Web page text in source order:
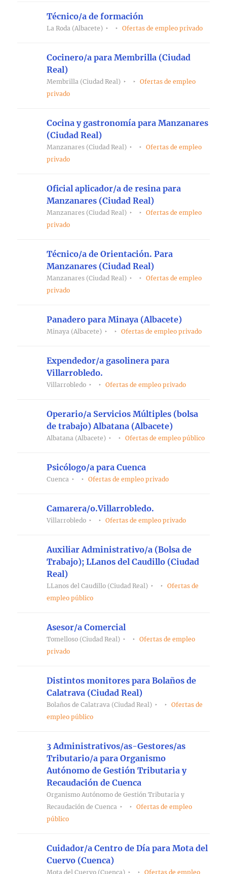
Técnico/a de formación
La Roda (Albacete) Ofertas de empleo privado
Cocinero/a para Membrilla (Ciudad
Real)
Membrilla (Ciudad Real)
Ofertas de empleo
privado
Cocina y gastronomía para Manzanares
(Ciudad Real)
Manzanares (Ciudad Real)
Ofertas de empleo
privado
Oficial aplicador/a de resina para
Manzanares (Ciudad Real)
Manzanares (Ciudad Real)
Ofertas de empleo
privado
Técnico/a de Orientación. Para
Manzanares (Ciudad Real)
Manzanares (Ciudad Real)
Ofertas de empleo
privado
Panadero para Minaya (Albacete)
Minaya (Albacete) Ofertas de empleo privado
Expendedor/a gasolinera para
Villarrobledo.
Villarrobledo Ofertas de empleo privado
Operario/a Servicios Múltiples (bolsa
de trabajo) Albatana (Albacete)
Albatana (Albacete) Ofertas de empleo público
Psicólogo/a para Cuenca
Cuenca Ofertas de empleo privado
Camarera/o.Villarrobledo.
Villarrobledo Ofertas de empleo privado
Auxiliar Administrativo/a (Bolsa de
Trabajo); LLanos del Caudillo (Ciudad
Real)
LLanos del Caudillo (Ciudad Real)
Ofertas de
empleo público
Asesor/a Comercial
Tomelloso (Ciudad Real)
Ofertas de empleo
privado
Distintos monitores para Bolaños de
Calatrava (Ciudad Real)
Bolaños de Calatrava (Ciudad Real)
Ofertas de
empleo público
3 Administrativos/as-Gestores/as
Tributario/a para Organismo
Autónomo de Gestión Tributaria y
Recaudación de Cuenca
Organismo Autónomo de Gestión Tributaria y
Recaudación de Cuenca
Ofertas de empleo
público
Cuidador/a Centro de Día para Mota del
Cuervo (Cuenca)
Mota del Cuervo (Cuenca)
Ofertas de empleo